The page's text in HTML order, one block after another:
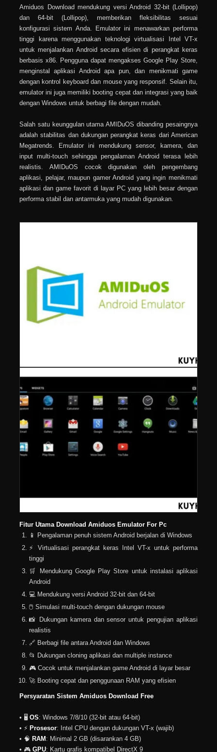
Amiduos Download mendukung versi Android 32-bit (Lollipop)
dan 64-bit (Lollipop), memberikan fleksibilitas sesuai
konfigurasi sistem Anda. Emulator ini menawarkan performa
tinggi karena menggunakan teknologi virtualisasi Intel VT-x
untuk menjalankan Android secara efisien di perangkat keras
berbasis x86. Pengguna dapat mengakses Google Play Store,
menginstal aplikasi Android apa pun, dan menikmati game
dengan kontrol keyboard dan mouse yang responsif. Selain itu,
emulator ini juga memiliki booting cepat dan integrasi yang baik
dengan Windows untuk berbagi file dengan mudah.
Salah satu keunggulan utama AMIDuOS dibanding pesaingnya
adalah stabilitas dan dukungan perangkat keras dari American
Megatrends. Emulator ini mendukung sensor, kamera, dan
input multi-touch sehingga pengalaman Android terasa lebih
realistis. AMIDuOS cocok digunakan oleh pengembang
aplikasi, pelajar, maupun gamer Android yang ingin menikmati
aplikasi dan game favorit di layar PC yang lebih besar dengan
performa stabil dan antarmuka yang mudah digunakan.
Fitur Utama Download Amiduos Emulator For Pc
📱 Pengalaman penuh sistem Android berjalan di Windows
⚡ Virtualisasi perangkat keras Intel VT-x untuk performa
tinggi
🛒 Mendukung Google Play Store untuk instalasi aplikasi
Android
💻 Mendukung versi Android 32-bit dan 64-bit
🖱️ Simulasi multi-touch dengan dukungan mouse
📸 Dukungan kamera dan sensor untuk pengujian aplikasi
realistis
🔗 Berbagi file antara Android dan Windows
📂 Dukungan cloning aplikasi dan multiple instance
🎮 Cocok untuk menjalankan game Android di layar besar
🚀 Booting cepat dan penggunaan RAM yang efisien
Persyaratan Sistem Amiduos Download Free
• 🖥️ OS: Windows 7/8/10 (32-bit atau 64-bit)
• ⚡ Prosesor: Intel CPU dengan dukungan VT-x (wajib)
• 🧠 RAM : Minimal 2 GB (disarankan 4 GB)
• 🎮 GPU: Kartu grafis kompatibel DirectX 9